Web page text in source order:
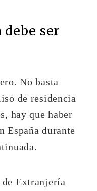
ser
No basta
de residencia
hay que haber
España durante
Extranjería